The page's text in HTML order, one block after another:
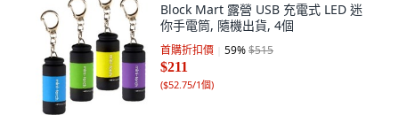
Block Mart 露營 USB 充電式 LED 迷
你手電筒, 隨機出貨, 4個
首購折扣價 59%$515
$211
($52.75/1個)